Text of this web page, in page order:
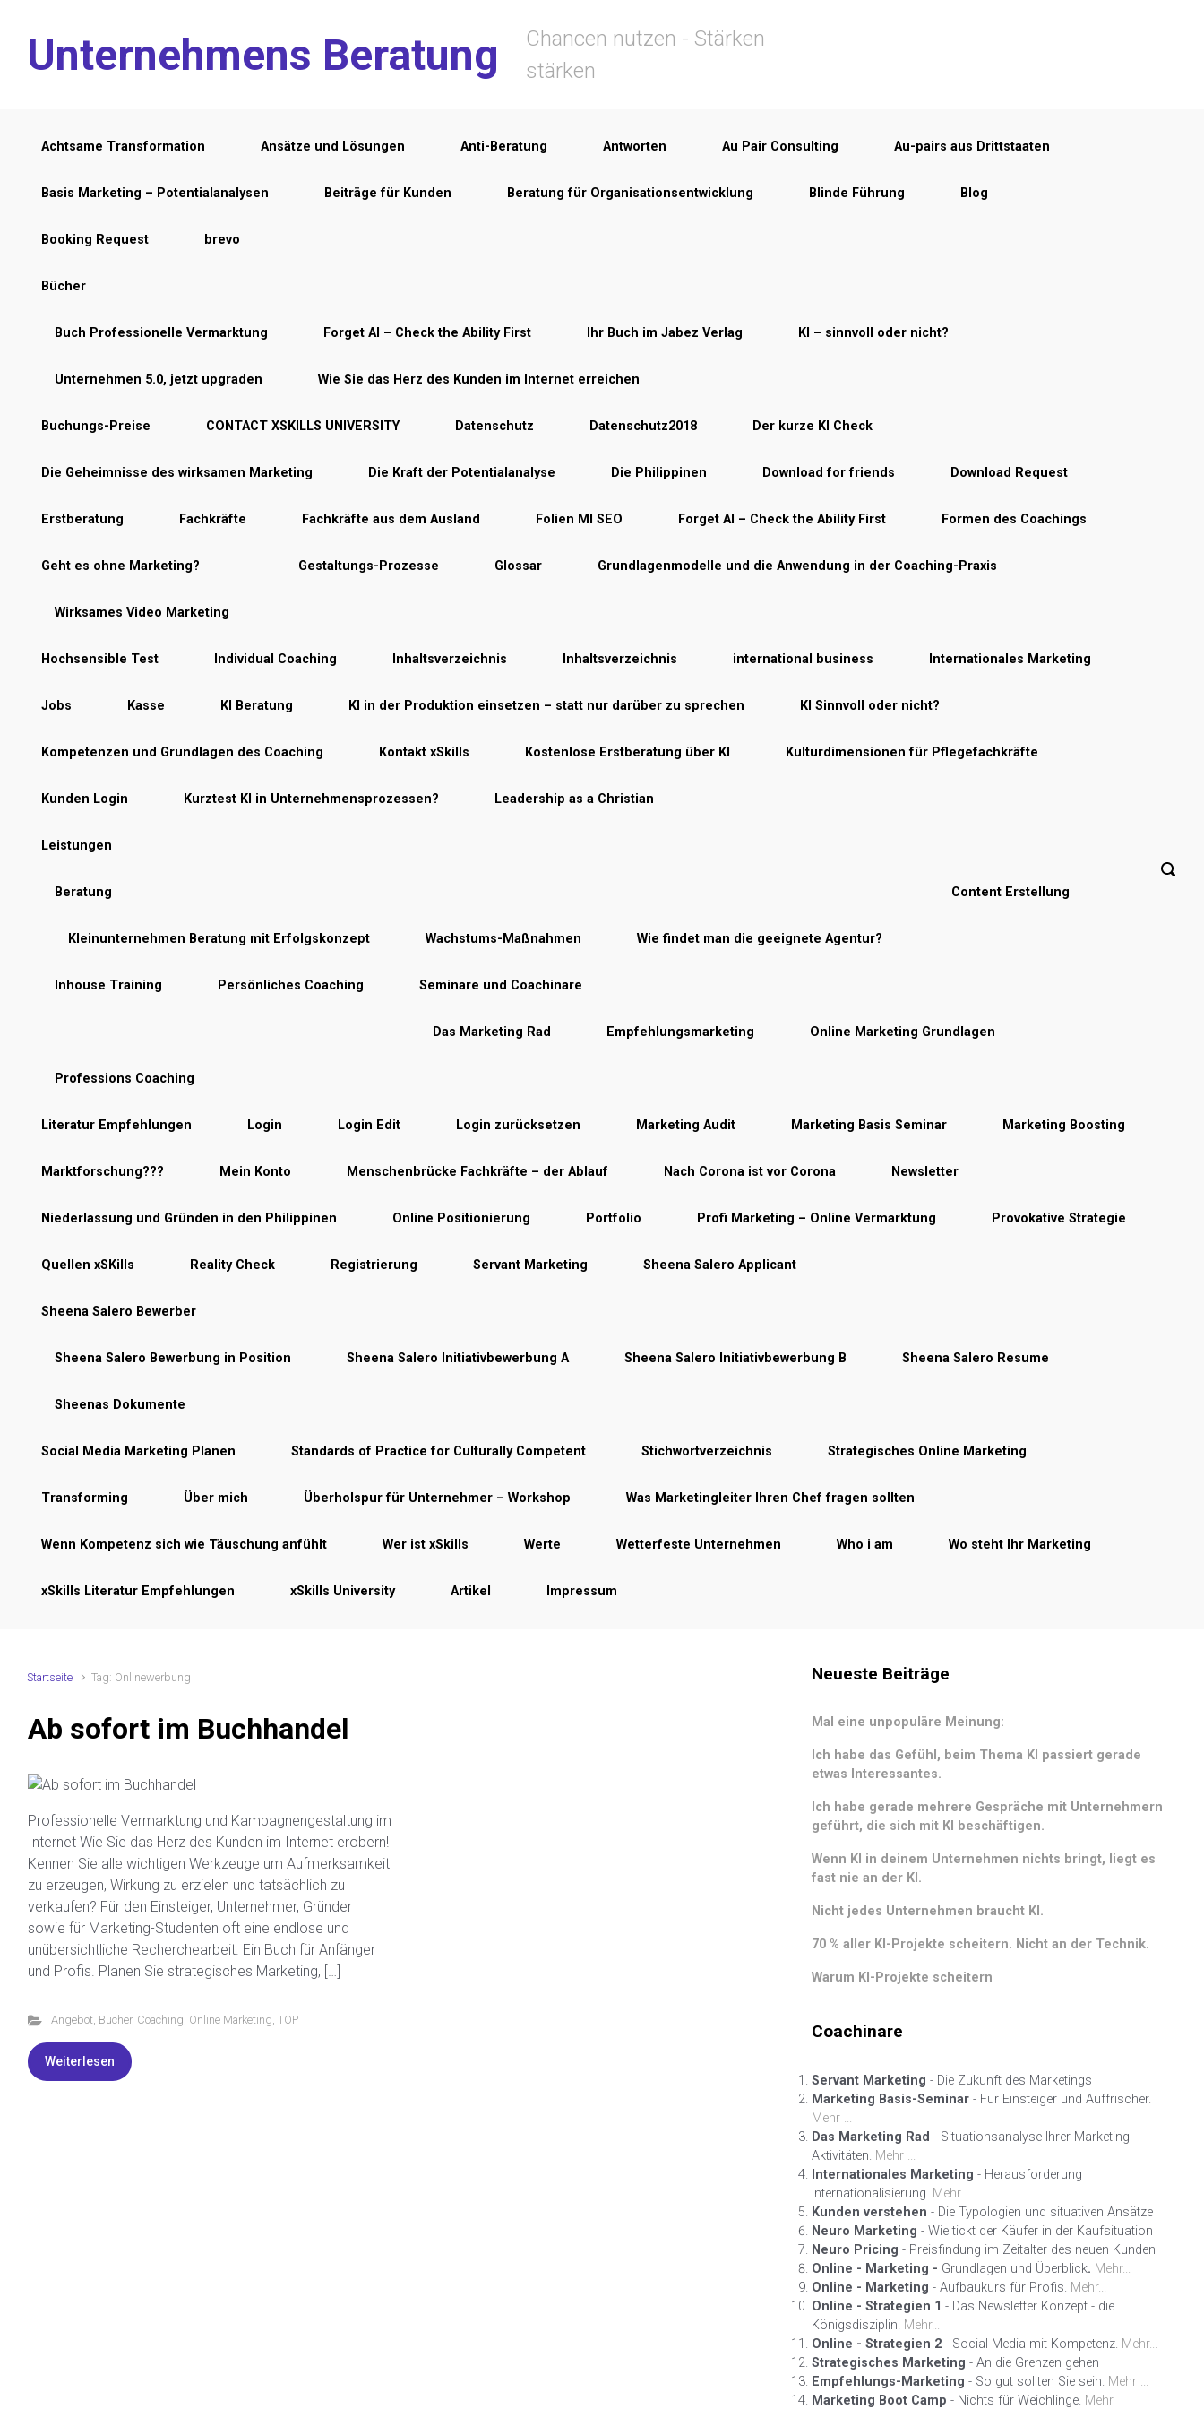
Unternehmens Beratung
Chancen nutzen - Stärken
stärken
Achtsame Transformation Ansätze und Lösungen Anti-Beratung Antworten Au Pair Consulting Au-pairs aus Drittstaaten
Basis Marketing – Potentialanalysen Beiträge für Kunden Beratung für Organisationsentwicklung Blinde Führung Blog
Booking Request brevo
Bücher
Buch Professionelle Vermarktung Forget AI – Check the Ability First Ihr Buch im Jabez Verlag KI – sinnvoll oder nicht?
Unternehmen 5.0, jetzt upgraden Wie Sie das Herz des Kunden im Internet erreichen
Buchungs-Preise CONTACT XSKILLS UNIVERSITY Datenschutz Datenschutz2018 Der kurze KI Check
Die Geheimnisse des wirksamen Marketing Die Kraft der Potentialanalyse Die Philippinen Download for friends Download Request
Erstberatung Fachkräfte Fachkräfte aus dem Ausland Folien MI SEO Forget AI – Check the Ability First Formen des Coachings
Geht es ohne Marketing?
Wirksames Video Marketing
Gestaltungs-Prozesse Glossar Grundlagenmodelle und die Anwendung in der Coaching-Praxis
Hochsensible Test Individual Coaching Inhaltsverzeichnis Inhaltsverzeichnis international business Internationales Marketing
Jobs Kasse KI Beratung KI in der Produktion einsetzen – statt nur darüber zu sprechen KI Sinnvoll oder nicht?
Kompetenzen und Grundlagen des Coaching Kontakt xSkills Kostenlose Erstberatung über KI Kulturdimensionen für Pflegefachkräfte
Kunden Login Kurztest KI in Unternehmensprozessen? Leadership as a Christian
Leistungen
Beratung
Kleinunternehmen Beratung mit Erfolgskonzept Wachstums-Maßnahmen Wie findet man die geeignete Agentur?
Content Erstellung
Inhouse Training Persönliches Coaching Seminare und Coachinare
Das Marketing Rad Empfehlungsmarketing Online Marketing Grundlagen
Professions Coaching
Literatur Empfehlungen Login Login Edit Login zurücksetzen Marketing Audit Marketing Basis Seminar Marketing Boosting
Marktforschung??? Mein Konto Menschenbrücke Fachkräfte – der Ablauf Nach Corona ist vor Corona Newsletter
Niederlassung und Gründen in den Philippinen Online Positionierung Portfolio Profi Marketing – Online Vermarktung Provokative Strategie
Quellen xSKills Reality Check Registrierung Servant Marketing Sheena Salero Applicant
Sheena Salero Bewerber
Sheena Salero Bewerbung in Position Sheena Salero Initiativbewerbung A Sheena Salero Initiativbewerbung B Sheena Salero Resume
Sheenas Dokumente
Social Media Marketing Planen Standards of Practice for Culturally Competent Stichwortverzeichnis Strategisches Online Marketing
Transforming Über mich Überholspur für Unternehmer – Workshop Was Marketingleiter Ihren Chef fragen sollten
Wenn Kompetenz sich wie Täuschung anfühlt Wer ist xSkills Werte Wetterfeste Unternehmen Who i am Wo steht Ihr Marketing
xSkills Literatur Empfehlungen xSkills University Artikel Impressum
Startseite Tag: Onlinewerbung
Ab sofort im Buchhandel
Professionelle Vermarktung und Kampagnengestaltung im
Internet Wie Sie das Herz des Kunden im Internet erobern!
Kennen Sie alle wichtigen Werkzeuge um Aufmerksamkeit
zu erzeugen, Wirkung zu erzielen und tatsächlich zu
verkaufen? Für den Einsteiger, Unternehmer, Gründer
sowie für Marketing-Studenten oft eine endlose und
unübersichtliche Recherchearbeit. Ein Buch für Anfänger
und Profis. Planen Sie strategisches Marketing, […]
Angebot, Bücher, Coaching, Online Marketing, TOP
Weiterlesen
Neueste Beiträge
Mal eine unpopuläre Meinung:
Ich habe das Gefühl, beim Thema KI passiert gerade
etwas Interessantes.
Ich habe gerade mehrere Gespräche mit Unternehmern
geführt, die sich mit KI beschäftigen.
Wenn KI in deinem Unternehmen nichts bringt, liegt es
fast nie an der KI.
Nicht jedes Unternehmen braucht KI.
70 % aller KI-Projekte scheitern. Nicht an der Technik.
Warum KI-Projekte scheitern
Coachinare
Servant Marketing - Die Zukunft des Marketings
Marketing Basis-Seminar - Für Einsteiger und Auffrischer.
Mehr ...
Das Marketing Rad - Situationsanalyse Ihrer Marketing-
Aktivitäten. Mehr ...
Internationales Marketing - Herausforderung
Internationalisierung. Mehr...
Kunden verstehen - Die Typologien und situativen Ansätze
Neuro Marketing - Wie tickt der Käufer in der Kaufsituation
Neuro Pricing - Preisfindung im Zeitalter des neuen Kunden
Online - Marketing - Grundlagen und Überblick. Mehr...
Online - Marketing - Aufbaukurs für Profis. Mehr...
Online - Strategien 1 - Das Newsletter Konzept - die
Königsdisziplin. Mehr...
Online - Strategien 2 - Social Media mit Kompetenz. Mehr...
Strategisches Marketing - An die Grenzen gehen
Empfehlungs-Marketing - So gut sollten Sie sein. Mehr ...
Marketing Boot Camp - Nichts für Weichlinge. Mehr